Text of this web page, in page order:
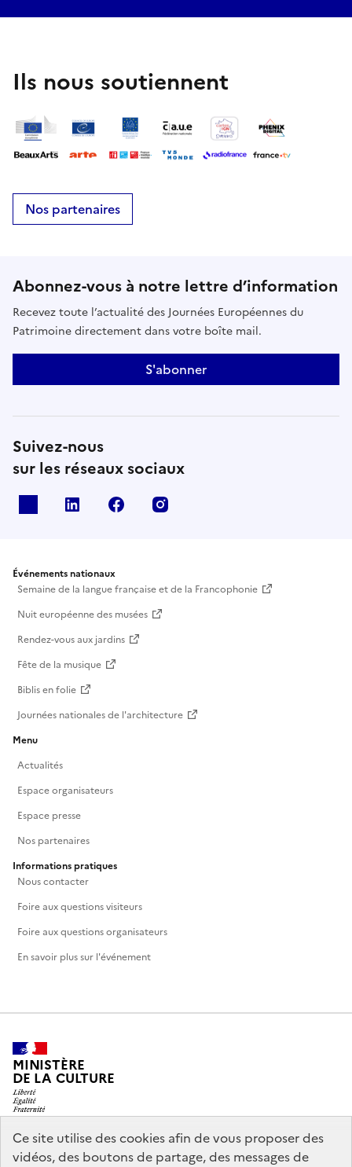
Ce site utilise des cookies afin de vous proposer des
vidéos, des boutons de partage, des messages de
Ils nous soutiennent
Nos partenaires
Abonnez-vous à notre lettre d’information
Recevez toute l’actualité des Journées Européennes du
Patrimoine directement dans votre boîte mail.
S'abonner
Suivez-nous
sur les réseaux sociaux
Linkedin Facebook
Événements nationaux
Semaine de la langue française et de la Francophonie
Nuit européenne des musées
Rendez-vous aux jardins
Fête de la musique
Biblis en folie
Journées nationales de l'architecture
Menu
Actualités
Espace organisateurs
Espace presse
Nos partenaires
Informations pratiques
Nous contacter
Foire aux questions visiteurs
Foire aux questions organisateurs
En savoir plus sur l'événement
MINISTÈRE
DE LA CULTURE
legifrance.gouv.fr info.gouv.fr